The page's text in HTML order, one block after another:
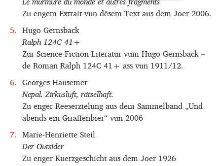
Zu engem Extrait vun dësem Text aus dem Joer 2006.
Hugo Gernsback
Ralph 124C 41+
Zur Science-Fiction-Literatur vum Hugo Gernsback –
de Roman Ralph 124C 41+ ass vun 1911/12.
Georges Hausemer
Nepal. Zirkusluft, rätselhaft.
Zu enger Reeserzielung aus dem Sammelband „Und
abends ein Giraffenbier“ vun 2006
Marie-Henriette Steil
Der Outsider
Zu enger Kuerzgeschicht aus dem Joer 1926